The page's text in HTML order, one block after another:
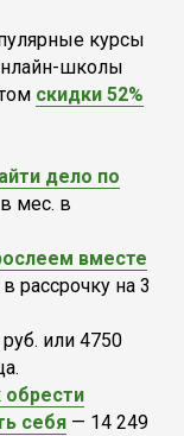
курсы
школы
скидки 52%
дело по
мес. в
вместе
рассрочку на 3
или 4750
обрести
себя — 14 249